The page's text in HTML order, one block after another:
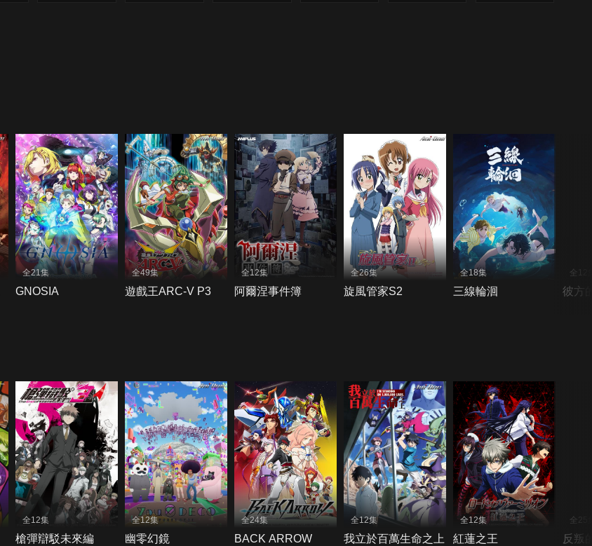
全21集
GNOSIA
全49集
遊戲王ARC-V P3
全12集
阿爾涅事件簿
全26集
旋風管家S2
全18集
三線輪洄
全12
彼方
全12集
槍彈辯駁未來編
全12集
幽零幻鏡
全24集
BACK ARROW
全12集
我立於百萬生命之上
全12集
紅蓮之王
全25
反叛